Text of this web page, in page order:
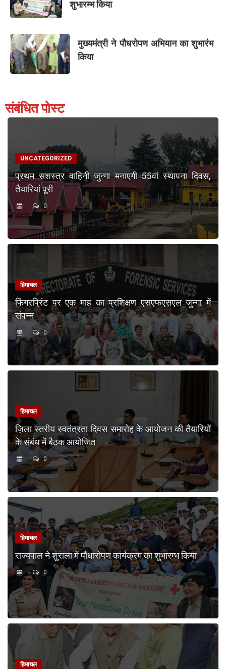
शुभारम्भ किया
मुख्यमंत्री ने पौधरोपण अभियान का शुभारंभ
किया
संबंधित पोस्ट
UNCATEGORIZED
प्रथम सशस्त्र वाहिनी जुन्गा मनाएगी 55वां स्थापना दिवस,
तैयारियां पूरी
0
हिमाचल
फिंगरप्रिंट पर एक माह का प्रशिक्षण एसएफएसएल जुन्गा में
संपन्न
0
हिमाचल
ज़िला स्तरीय स्वतंत्रता दिवस समारोह के आयोजन की तैयारियों
के संबंध में बैठक आयोजित
0
हिमाचल
राज्यपाल ने शुराला में पौधारोपण कार्यक्रम का शुभारम्भ किया
0
हिमाचल